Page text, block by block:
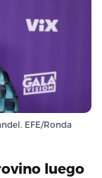
EFE/Ronda
luego